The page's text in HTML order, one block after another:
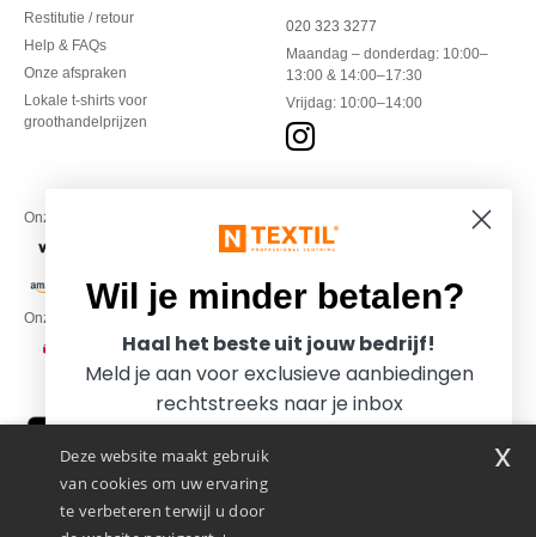
Restitutie / retour
Help & FAQs
Onze afspraken
Lokale t-shirts voor
groothandelprijzen
020 323 3277
Maandag – donderdag: 10:00–
13:00 & 14:00–17:30
Vrijdag: 10:00–14:00
Onze financiële partners
Onze transporteurs
Deze website maakt gebruik
van cookies om uw ervaring
te verbeteren terwijl u door
x
Wil je minder betalen?
Haal het beste uit jouw bedrijf!
Meld je aan voor exclusieve aanbiedingen
rechtstreeks naar je inbox